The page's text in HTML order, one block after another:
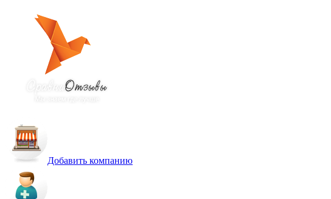
Добавить компанию